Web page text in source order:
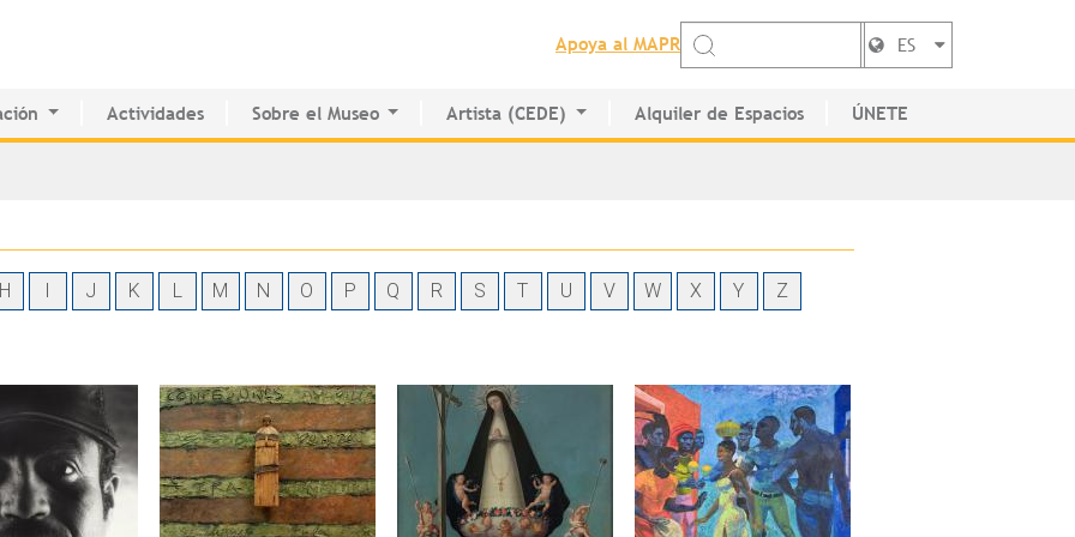
Apoya al MAPR
ES
de Innovación Educativa
Actividades Sobre el Museo
Historia del MAPR
Artista (CEDE)
CEDE
Alquiler de Espacios ÚNETE
H I J K L M N O P Q R S T U V W X Y Z